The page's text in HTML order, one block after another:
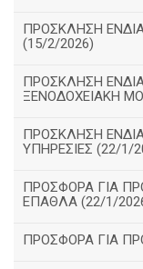
ΠΡΟΣΚΛΗΣΗ
(15/2/2026)
ΠΡΟΣΚΛΗΣΗ
ΞΕΝΟΔΟΧΕΙΑΚΗ
ΠΡΟΣΚΛΗΣΗ
ΥΠΗΡΕΣΙΕΣ (22/1/
ΠΡΟΣΦΟΡΑ ΓΙΑ
ΕΠΑΘΛΑ (22/1/
ΠΡΟΣΦΟΡΑ ΓΙΑ